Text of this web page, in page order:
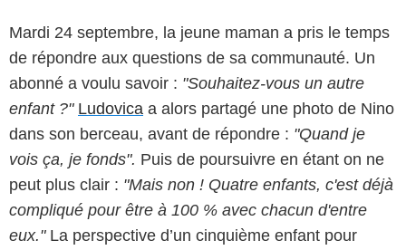
Mardi 24 septembre, la jeune maman a pris le temps
de répondre aux questions de sa communauté. Un
abonné a voulu savoir : "Souhaitez-vous un autre
enfant ?" Ludovica a alors partagé une photo de Nino
dans son berceau, avant de répondre : "Quand je
vois ça, je fonds". Puis de poursuivre en étant on ne
peut plus clair : "Mais non ! Quatre enfants, c'est déjà
compliqué pour être à 100 % avec chacun d'entre
eux."La perspective d’un cinquième enfant pour